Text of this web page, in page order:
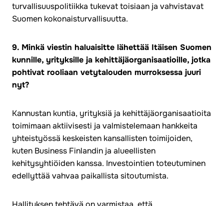
turvallisuuspolitiikka tukevat toisiaan ja vahvistavat
Suomen kokonaisturvallisuutta.
9. Minkä viestin haluaisitte lähettää Itäisen Suomen
kunnille, yrityksille ja kehittäjäorganisaatioille, jotka
pohtivat rooliaan vetytalouden murroksessa juuri
nyt?
Kannustan kuntia, yrityksiä ja kehittäjäorganisaatioita
toimimaan aktiivisesti ja valmistelemaan hankkeita
yhteistyössä keskeisten kansallisten toimijoiden,
kuten Business Finlandin ja alueellisten
kehitysyhtiöiden kanssa. Investointien toteutuminen
edellyttää vahvaa paikallista sitoutumista.